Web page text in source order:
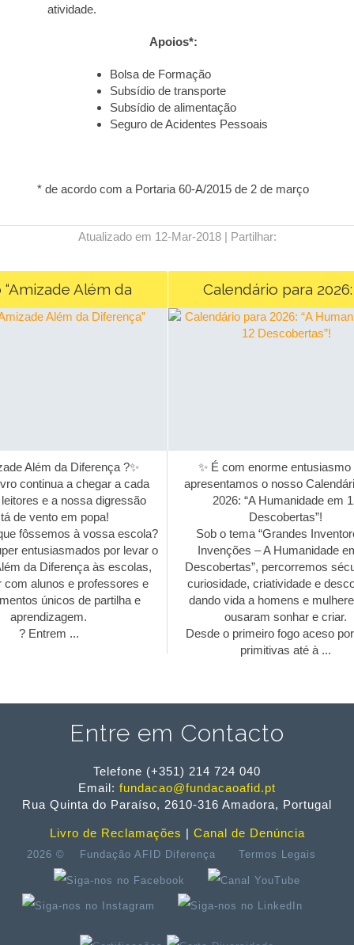
atividade.
Apoios*:
Bolsa de Formação
Subsídio de transporte
Subsídio de alimentação
Seguro de Acidentes Pessoais
* de acordo com a Portaria 60-A/2015 de 2 de março
Atualizado em 12-Mar-2018 | Partilhar:
Além da
Diferença”
Além da Diferença ?✨
continua a chegar a cada
e a nossa digressão
de vento em popa!
fôssemos à vossa escola?
entusiasmados por levar o
da Diferença às escolas,
alunos e professores e
únicos de partilha e
aprendizagem.
? Entrem ...
Calendário para 2026:
Humanidade em 12
✨ É com enorme entusiasmo
apresentamos o nosso
2026: “A Humanidade em
Descobertas”!
Sob o tema “Grandes
Invenções – A Humanidade
Descobertas”, percorremos
curiosidade, criatividade e
dando vida a homens e
ousaram sonhar e criar.
Desde o primeiro fogo aceso
primitivas até à ...
Entre em Contacto
Telefone (+351) 214 724 040
Email: fundacao@fundacaoafid.pt
Rua Quinta do Paraíso, 2610-316 Amadora, Portugal
Livro de Reclamações | Canal de Denúncia
2026 © Fundação AFID Diferença Termos Legais